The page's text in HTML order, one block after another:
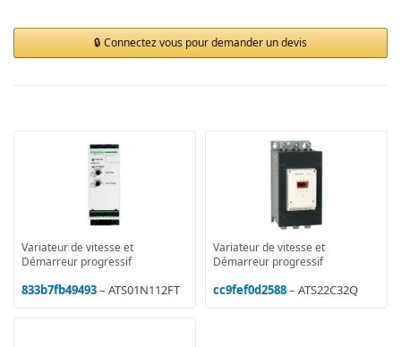
Connectez vous pour demander un devis
Variateur de vitesse et
Démarreur progressif
833b7fb49493– ATS01N112FT
Variateur de vitesse et
Démarreur progressif
cc9fef0d2588– ATS22C32Q